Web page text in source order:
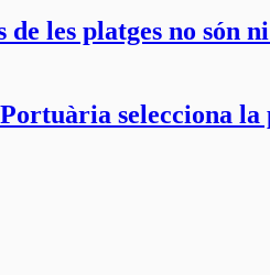
de les platges no
selecciona